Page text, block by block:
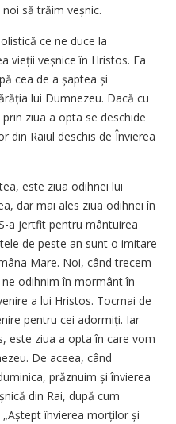
să trăim veșnic.
ce ne duce la
vieții veșnice în Hristos. Ea
cea de a șaptea și
lui Dumnezeu. Dacă cu
ziua a opta se deschide
din Raiul deschis de Învierea
este ziua odihnei lui
dar mai ales ziua odihnei în
a jertfit pentru mântuirea
de peste an sunt o imitare
Mare. Noi, când trecem
odihnim în mormânt în
a lui Hristos. Tocmai de
pentru cei adormiți. Iar
este ziua a opta în care vom
De aceea, când
prăznuim și învierea
din Rai, după cum
învierea morților și